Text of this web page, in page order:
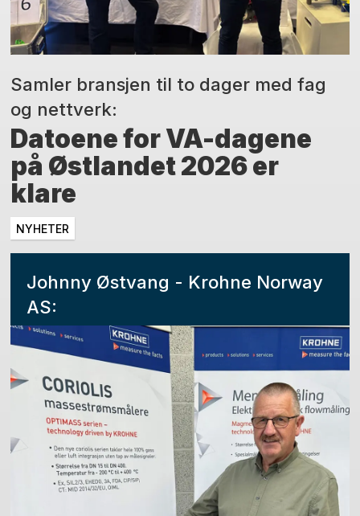
Samler bransjen til to dager med fag
og nettverk:
Datoene for VA-dagene
på Østlandet 2026 er
klare
NYHETER
Johnny Østvang - Krohne Norway
AS: